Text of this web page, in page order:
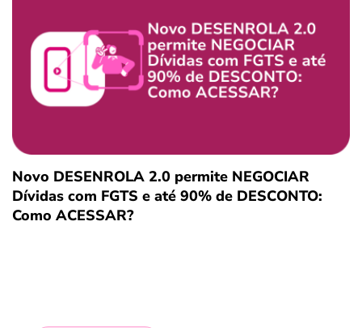
Novo DESENROLA 2.0 permite NEGOCIAR
Dívidas com FGTS e até 90% de DESCONTO:
Como ACESSAR?